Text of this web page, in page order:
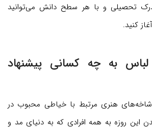
تحصیلی و با هر سطح دانش می‌توانید
کنید.
به چه کسانی پیشنهاد
هنری مرتبط با خیاطی محبوب در
این روزه به همه افرادی که به دنیای مد و